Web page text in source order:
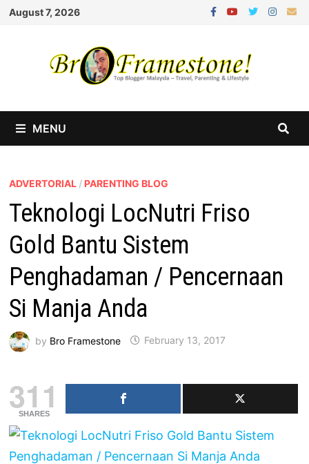
Skip
August 7, 2026
MENU
ADVERTORIAL / PARENTING BLOG
Teknologi LocNutri Friso
Gold Bantu Sistem
Penghadaman / Pencernaan
Si Manja Anda
by Bro Framestone February 13, 2017
311
SHARES